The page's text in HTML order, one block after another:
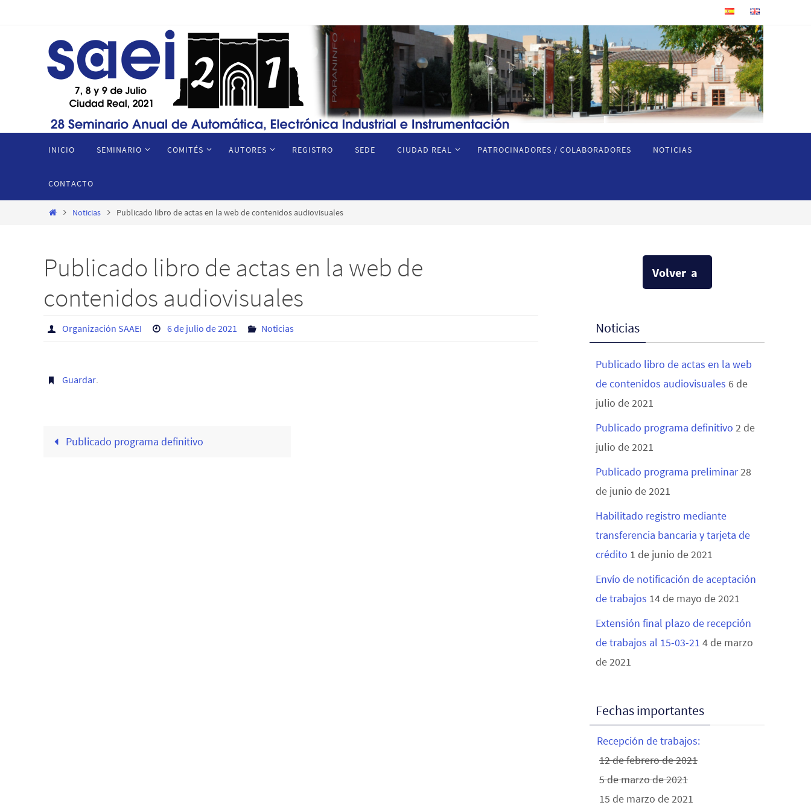
INICIO SEMINARIO COMITÉS AUTORES REGISTRO SEDE CIUDAD REAL PATROCINADORES / COLABORADORES NOTICIAS
CONTACTO
InicioNoticias Publicado libro de actas en la web de contenidos audiovisuales
Publicado libro de actas en la web de
contenidos audiovisuales
Organización SAAEI 6 de julio de 2021 Noticias
Guardar.
Publicado programa definitivo
Volver a
Noticias
Publicado libro de actas en la web
de contenidos audiovisuales 6 de
julio de 2021
Publicado programa definitivo 2 de
julio de 2021
Publicado programa preliminar28
de junio de 2021
Habilitado registro mediante
transferencia bancaria y tarjeta de
crédito 1 de junio de 2021
Envío de notificación de aceptación
de trabajos 14 de mayo de 2021
Extensión final plazo de recepción
de trabajos al 15-03-21 4 de marzo
de 2021
Fechas importantes
Recepción de trabajos:
12 de febrero de 2021
5 de marzo de 2021
15 de marzo de 2021